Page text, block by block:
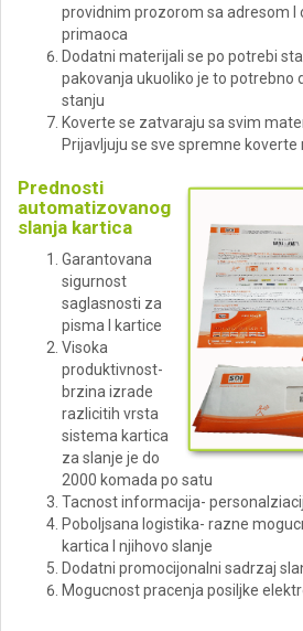
providnim prozorom sa adresom
primaoca
Dodatni materijali se po potrebi
pakovanja ukuoliko je to potrebno
stanju
Koverte se zatvaraju sa svim
Prijavljuju se sve spremne
Prednosti
automatizovanog
slanja kartica
Garantovana
sigurnost
saglasnosti za
pisma I kartice
Visoka
produktivnost-
brzina izrade
razlicitih vrsta
sistema kartica
za slanje je do
2000 komada po satu
Tacnost informacija-
Poboljsana logistika- razne
kartica I njihovo slanje
Dodatni promocijonalni sadrzaj
Mogucnost pracenja posiljke